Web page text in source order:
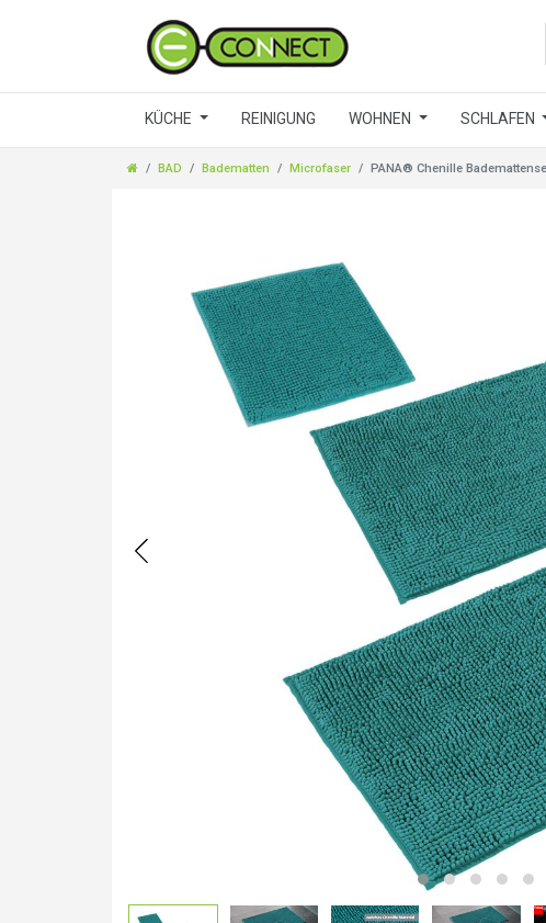
KÜCHE REINIGUNG WOHNEN SCHLAFEN
BAD Badematten Microfaser PANA® Chenille